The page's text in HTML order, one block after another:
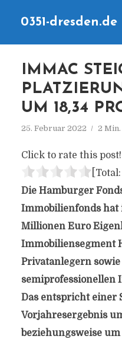
0351-dresden.de
IMMAC
UM 18,34
25. Februar 2022 2
Click to rate this post!
[Total:
Die Hamburger
Immobilienfonds hat
Millionen Euro
Immobiliensegment
Privatanlegern
semiprofessionellen
Das entspricht einer
Vorjahresergebnis
beziehungsweise um